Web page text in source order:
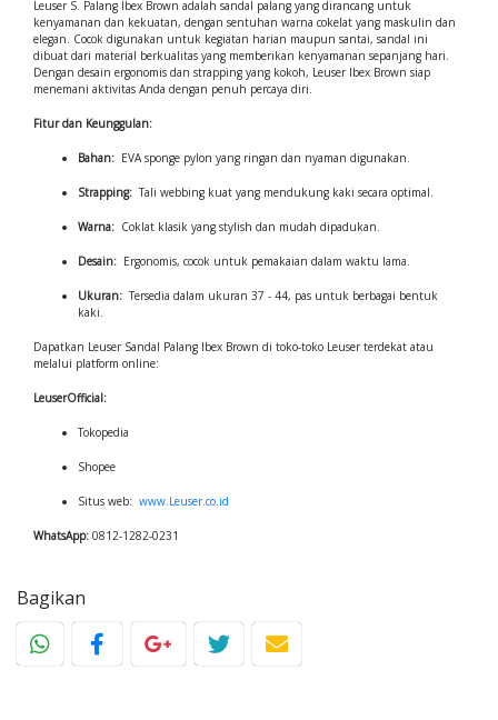
Leuser S. Palang Ibex Brown adalah sandal palang yang dirancang untuk
kenyamanan dan kekuatan, dengan sentuhan warna cokelat yang maskulin dan
elegan. Cocok digunakan untuk kegiatan harian maupun santai, sandal ini
dibuat dari material berkualitas yang memberikan kenyamanan sepanjang hari.
Dengan desain ergonomis dan strapping yang kokoh, Leuser Ibex Brown siap
menemani aktivitas Anda dengan penuh percaya diri.
Fitur dan Keunggulan:
Bahan: EVA sponge pylon yang ringan dan nyaman digunakan.
Strapping: Tali webbing kuat yang mendukung kaki secara optimal.
Warna: Coklat klasik yang stylish dan mudah dipadukan.
Desain: Ergonomis, cocok untuk pemakaian dalam waktu lama.
Ukuran: Tersedia dalam ukuran 37 - 44, pas untuk berbagai bentuk
kaki.
Dapatkan Leuser Sandal Palang Ibex Brown di toko-toko Leuser terdekat atau
melalui platform online:
LeuserOfficial:
Tokopedia
Shopee
Situs web: www.Leuser.co.id
WhatsApp: 0812-1282-0231
Bagikan